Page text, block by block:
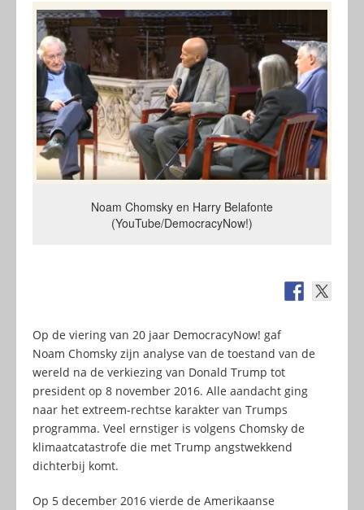
Noam Chomsky en Harry Belafonte
(YouTube/DemocracyNow!)
Op de viering van 20 jaar DemocracyNow! gaf
Noam Chomsky zijn analyse van de toestand van de
wereld na de verkiezing van Donald Trump tot
president op 8 november 2016. Alle aandacht ging
naar het extreem-rechtse karakter van Trumps
programma. Veel ernstiger is volgens Chomsky de
klimaatcatastrofe die met Trump angstwekkend
dichterbij komt.
Op 5 december 2016 vierde de Amerikaanse